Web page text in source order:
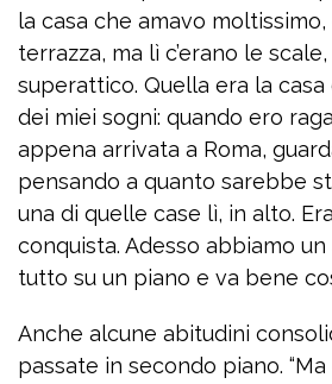
la casa che amavo
terrazza, ma lì c’erano le
superattico. Quella era la
dei miei sogni: quando ero
appena arrivata a Roma,
pensando a quanto sarebbe
una di quelle case lì, in alto.
conquista. Adesso abbiamo
tutto su un piano e va bene
Anche alcune abitudini
passate in secondo piano.